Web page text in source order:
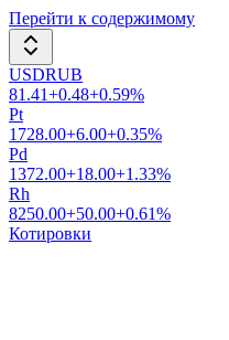
Перейти к содержимому
USDRUB
81.41+0.48+0.59%
Pt
1728.00+6.00+0.35%
Pd
1372.00+18.00+1.33%
Rh
8250.00+50.00+0.61%
Котировки